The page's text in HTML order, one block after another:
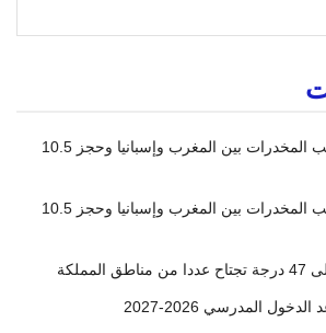
تفكيك شبكة دولية لتهريب المخدرات بين المغرب وإسبانيا وحجز 10.5
تفكيك شبكة دولية لتهريب المخدرات بين المغرب وإسبانيا وحجز 10.5
المدرسي 2026-2027